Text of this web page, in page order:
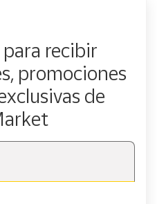
recibir
promociones
de